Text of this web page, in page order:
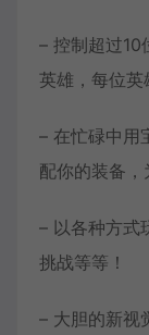
– 控制超过10
英雄，每位英
– 在忙碌中用
配你的装备，
– 以各种方式
挑战等等！
– 大胆的新视